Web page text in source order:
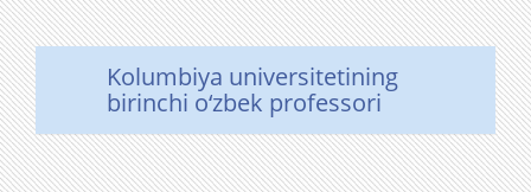
Kolumbiya universitetining
birinchi o‘zbek professori